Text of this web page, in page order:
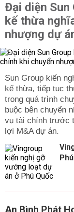
Đại diện Sun
kế thừa
nhượng dự
Sun Group kiến
kế thừa, tiếp tục
trong quá trình
buộc bên chuyển
vụ tài chính trước
lợi M&A dự án.
An Bình Phát